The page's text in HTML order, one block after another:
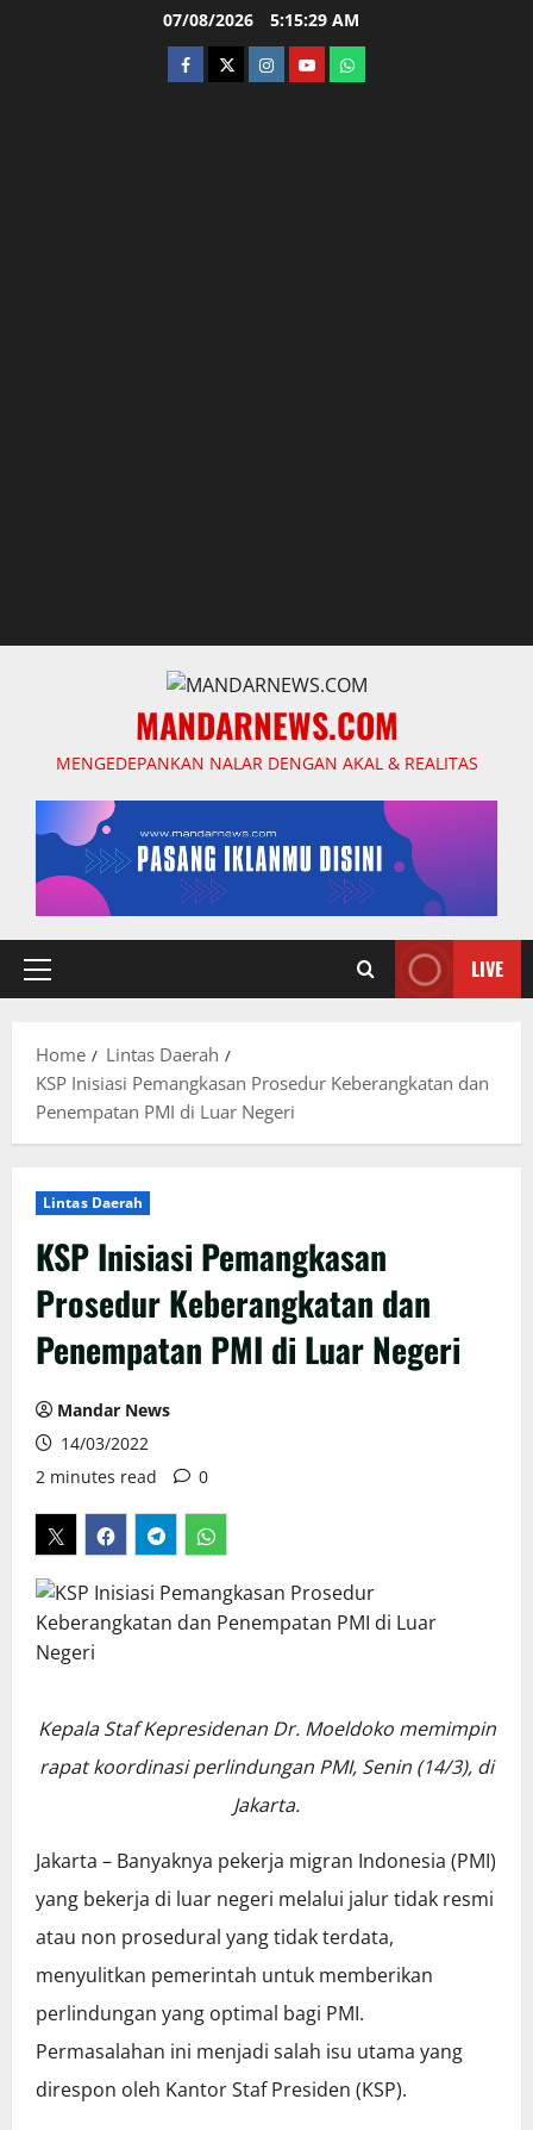
07/08/2026 5:15:30 AM
facebooktwitterinstagram.com
youtubewhatsapp
MANDARNEWS.COM
MENGEDEPANKAN NALAR DENGAN AKAL & REALITAS
Primary
LIVE
Home
Lintas Daerah
KSP Inisiasi Pemangkasan Prosedur Keberangkatan dan
Penempatan PMI di Luar Negeri
Lintas Daerah
KSP Inisiasi Pemangkasan
Prosedur Keberangkatan dan
Penempatan PMI di Luar Negeri
Mandar News
14/03/2022
2 minutes read
0
Kepala Staf Kepresidenan Dr. Moeldoko memimpin
rapat koordinasi perlindungan PMI, Senin (14/3), di
Jakarta.
Jakarta – Banyaknya pekerja migran Indonesia (PMI)
yang bekerja di luar negeri melalui jalur tidak resmi
atau non prosedural yang tidak terdata,
menyulitkan pemerintah untuk memberikan
perlindungan yang optimal bagi PMI.
Permasalahan ini menjadi salah isu utama yang
direspon oleh Kantor Staf Presiden (KSP).